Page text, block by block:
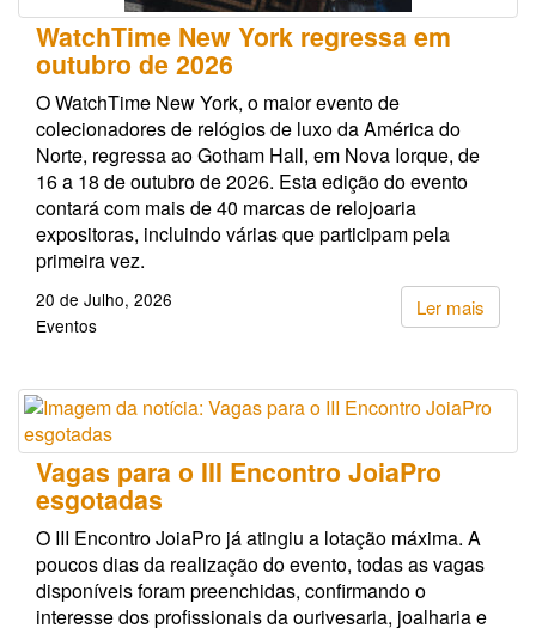
WatchTime New York regressa em
outubro de 2026
O WatchTime New York, o maior evento de
colecionadores de relógios de luxo da América do
Norte, regressa ao Gotham Hall, em Nova Iorque, de
16 a 18 de outubro de 2026. Esta edição do evento
contará com mais de 40 marcas de relojoaria
expositoras, incluindo várias que participam pela
primeira vez.
Ler mais
20 de Julho, 2026
Eventos
Vagas para o III Encontro JoiaPro
esgotadas
O III Encontro JoiaPro já atingiu a lotação máxima. A
poucos dias da realização do evento, todas as vagas
disponíveis foram preenchidas, confirmando o
interesse dos profissionais da ourivesaria, joalharia e